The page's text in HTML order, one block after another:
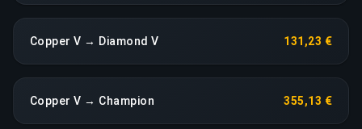
Copper V → Diamond V 131,23 €
Copper V → Champion 355,13 €